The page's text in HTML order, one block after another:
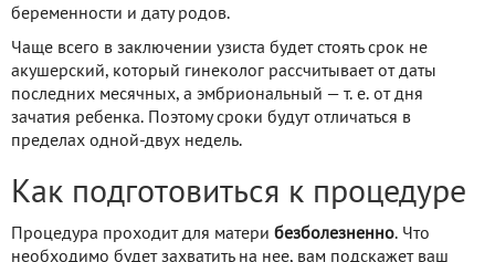
беременности и дату родов.
Чаще всего в заключении узиста будет стоять срок не
акушерский, который гинеколог рассчитывает от даты
последних месячных, а эмбриональный — т. е. от дня
зачатия ребенка. Поэтому сроки будут отличаться в
пределах одной-двух недель.
Как подготовиться к процедуре
Процедура проходит для матери безболезненно. Что
необходимо будет захватить на нее, вам подскажет ваш